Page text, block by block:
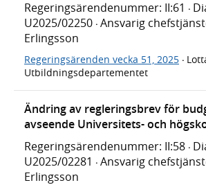
Regeringsärendenummer: II:61 ·
U2025/02250 · Ansvarig
Erlingsson
Regeringsärenden vecka 51, 2025 ·
Utbildningsdepartementet
Ändring av regleringsbrev för
avseende Universitets- och
Regeringsärendenummer: II:58 ·
U2025/02281 · Ansvarig
Erlingsson